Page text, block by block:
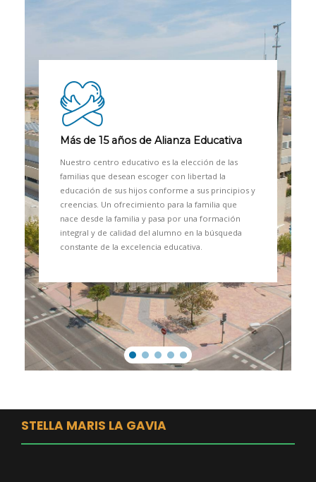
Más de 15 años de Alianza Educativa
Nuestro centro educativo es la elección de las
familias que desean escoger con libertad la
educación de sus hijos conforme a sus principios y
creencias. Un ofrecimiento para la familia que
nace desde la familia y pasa por una formación
integral y de calidad del alumno en la búsqueda
constante de la excelencia educativa.
STELLA MARIS LA GAVIA